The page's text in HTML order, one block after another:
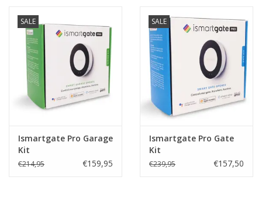
SALE
Ismartgate Pro Garage
Kit
€214,95 €159,95
SALE
Ismartgate Pro Gate
Kit
€239,95 €157,50